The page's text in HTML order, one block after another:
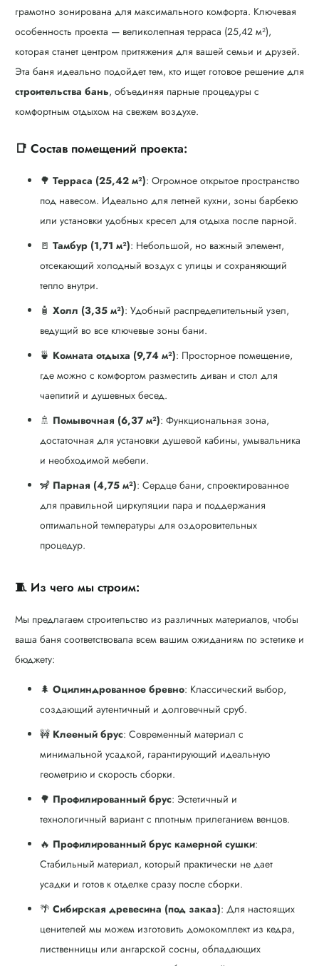
грамотно зонирована для максимального комфорта. Ключевая
особенность проекта — великолепная терраса (25,42 м²),
которая станет центром притяжения для вашей семьи и друзей.
Эта баня идеально подойдет тем, кто ищет готовое решение для
строительства бань, объединяя парные процедуры с
комфортным отдыхом на свежем воздухе.
📑 Состав помещений проекта:
🌳 Терраса (25,42 м²): Огромное открытое пространство
под навесом. Идеально для летней кухни, зоны барбекю
или установки удобных кресел для отдыха после парной.
🚪 Тамбур (1,71 м²): Небольшой, но важный элемент,
отсекающий холодный воздух с улицы и сохраняющий
тепло внутри.
🧴 Холл (3,35 м²): Удобный распределительный узел,
ведущий во все ключевые зоны бани.
🍵 Комната отдыха (9,74 м²): Просторное помещение,
где можно с комфортом разместить диван и стол для
чаепитий и душевных бесед.
🚿 Помывочная (6,37 м²): Функциональная зона,
достаточная для установки душевой кабины, умывальника
и необходимой мебели.
🦨 Парная (4,75 м²): Сердце бани, спроектированное
для правильной циркуляции пара и поддержания
оптимальной температуры для оздоровительных
процедур.
🧵 Из чего мы строим:
Мы предлагаем строительство из различных материалов, чтобы
ваша баня соответствовала всем вашим ожиданиям по эстетике и
бюджету:
🌲 Оцилиндрованное бревно: Классический выбор,
создающий аутентичный и долговечный сруб.
🚧 Клееный брус: Современный материал с
минимальной усадкой, гарантирующий идеальную
геометрию и скорость сборки.
🌳 Профилированный брус: Эстетичный и
технологичный вариант с плотным прилеганием венцов.
🔥 Профилированный брус камерной сушки:
Стабильный материал, который практически не дает
усадки и готов к отделке сразу после сборки.
🌴 Сибирская древесина (под заказ): Для настоящих
ценителей мы можем изготовить домокомплект из кедра,
лиственницы или ангарской сосны, обладающих